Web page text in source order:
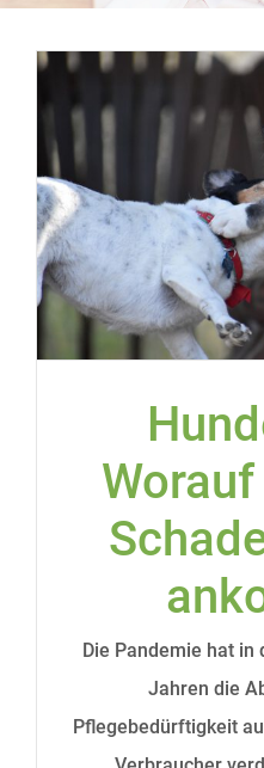
Die Pandemie hat in
Jahren die
Pflegebedürftigkeit